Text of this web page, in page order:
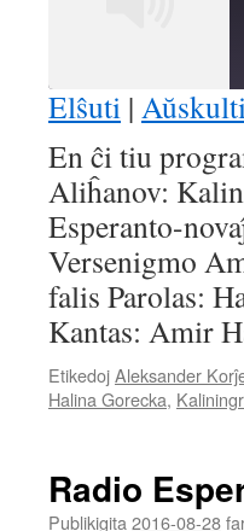
RSS FEED
LINK
EMBED
Elŝuti |
En ĉi tiu
Aliĥanov:
Esperanto-
Versenigmo
falis Parolas:
Kantas: Amir
EtikedojAleksander
Halina Gorecka,
Radio
Publikigita 2016-08-28